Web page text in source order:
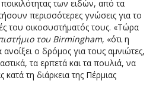
των ειδών, από τα
περισσότερες γνώσεις για το
του οικοσυστήματός τους. «Τώρα
του Birmingham, «ότι η
ο δρόμος για τους αμνιώτες,
τα ερπετά και τα πουλιά, να
τη διάρκεια της Πέρμιας